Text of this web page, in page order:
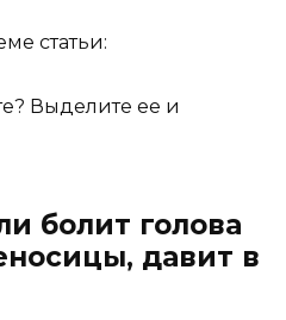
статьи:
Выделите ее и
болит голова
давит в